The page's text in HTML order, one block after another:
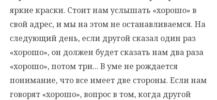
яркие краски. Стоит нам услышать «хорошо» в
свой адрес, и мы на этом не останавливаемся. На
следующий день, если другой сказал один раз
«хорошо», он должен будет сказать нам два раза
«хорошо», потом три... В уме не рождается
понимание, что все имеет две стороны. Если нам
говорят «хорошо», вопрос в том, когда другой